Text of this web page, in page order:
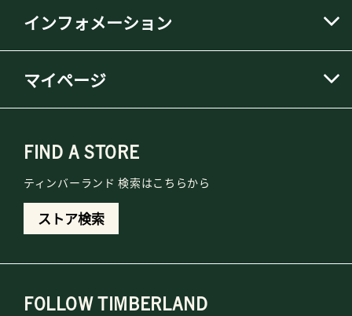
インフォメーション
マイページ
FIND A STORE
ティンバーランド 検索はこちらから
ストア検索
FOLLOW TIMBERLAND